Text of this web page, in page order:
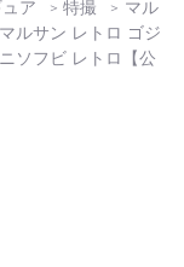
ア 特撮
マル
ルサン レトロ ゴジ
ソフビ レトロ【公